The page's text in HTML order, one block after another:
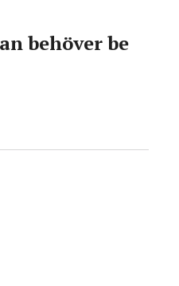
behöver be